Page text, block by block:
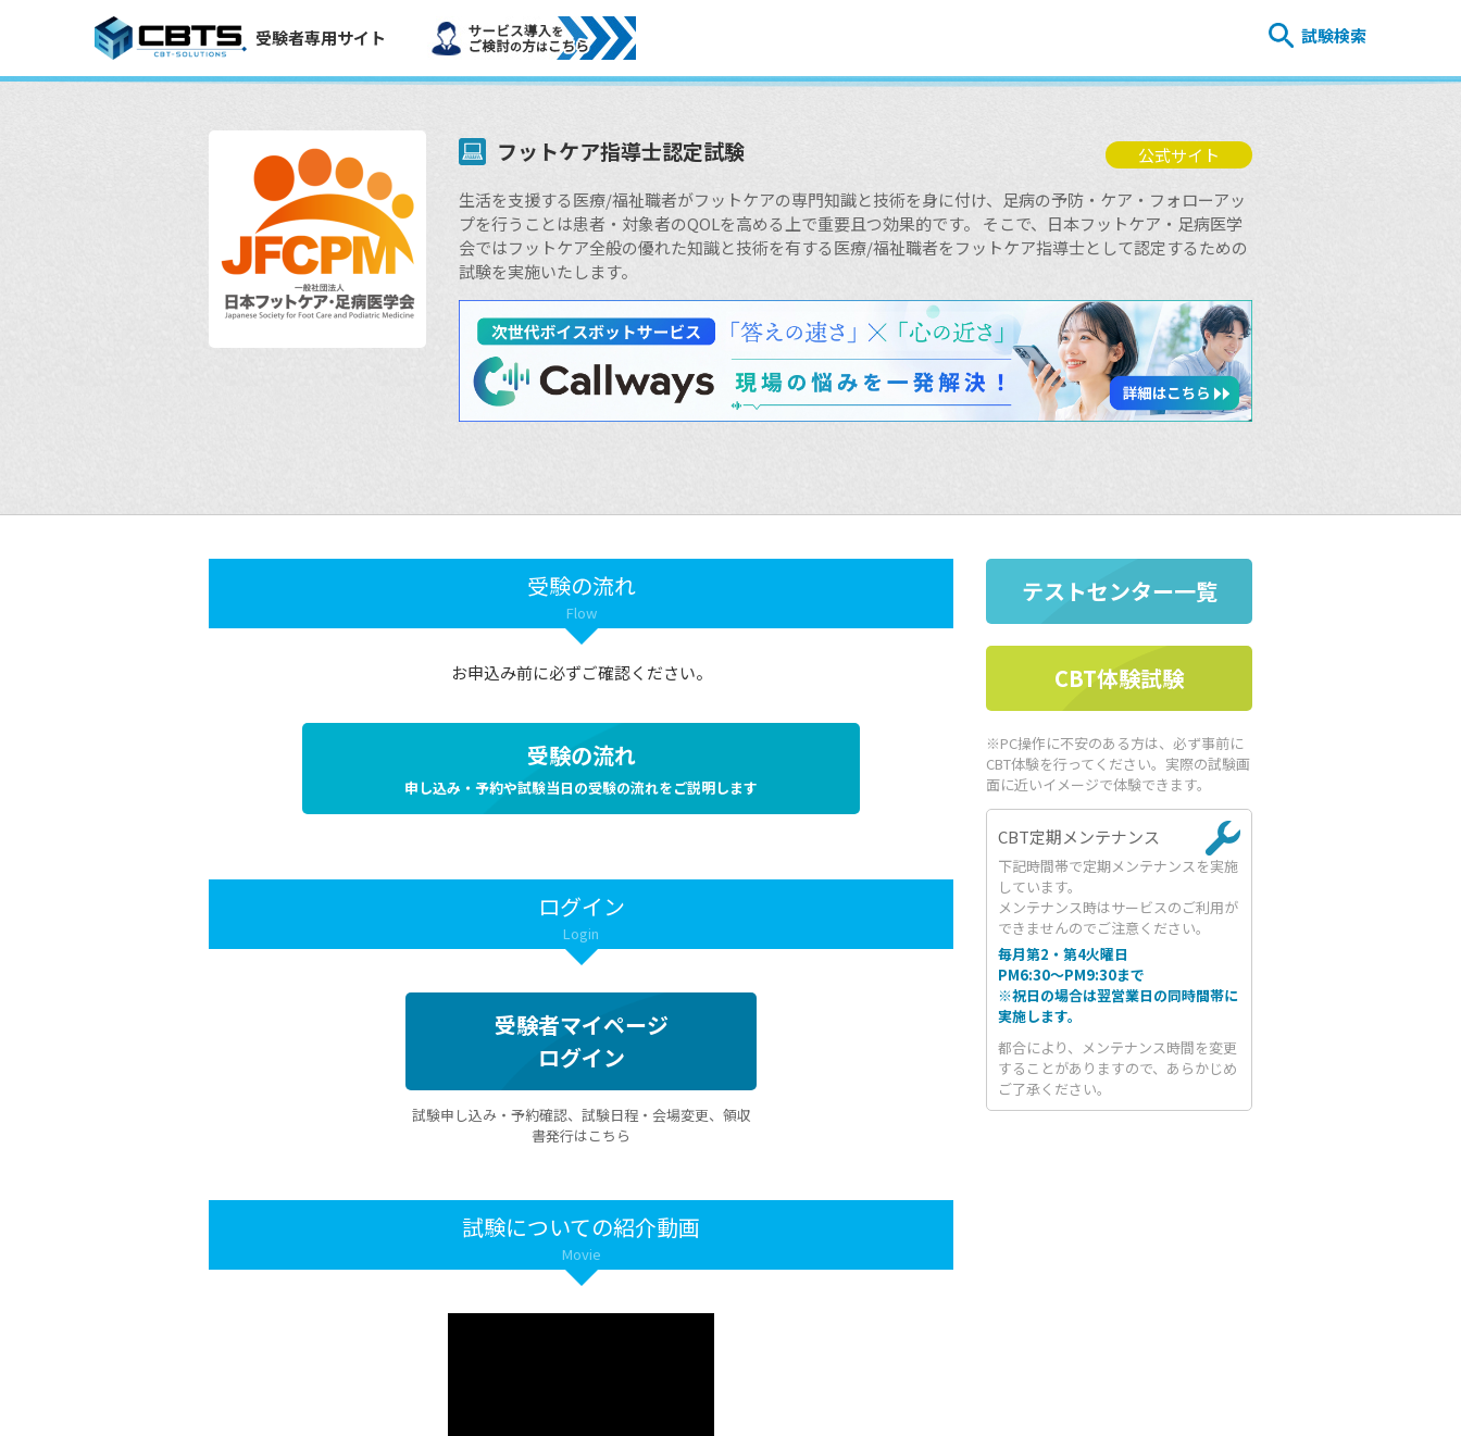
受験者専用サイト 試験検索
公式サイト
フットケア指導士認定試験
生活を支援する医療/福祉職者がフットケアの専門知識と技術を身に付け、足病の予防・ケア・フォローアッ
プを行うことは患者・対象者のQOLを高める上で重要且つ効果的です。 そこで、日本フットケア・足病医学
会ではフットケア全般の優れた知識と技術を有する医療/福祉職者をフットケア指導士として認定するための
試験を実施いたします。
受験の流れ
Flow
お申込み前に必ずご確認ください。
受験の流れ
申し込み・予約や試験当日の受験の流れをご説明します
ログイン
Login
受験者マイページ
ログイン
試験申し込み・予約確認、試験日程・会場変更、領収
書発行はこちら
試験についての紹介動画
Movie
テストセンター一覧
CBT体験試験
※PC操作に不安のある方は、必ず事前に
CBT体験を行ってください。実際の試験画
面に近いイメージで体験できます。
CBT定期メンテナンス
下記時間帯で定期メンテナンスを実施
しています。
メンテナンス時はサービスのご利用が
できませんのでご注意ください。
毎月第2・第4火曜日
PM6:30～PM9:30まで
※祝日の場合は翌営業日の同時間帯に
実施します。
都合により、メンテナンス時間を変更
することがありますので、あらかじめ
ご了承ください。